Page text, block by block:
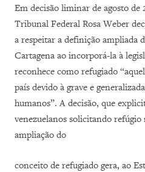
Em decisão liminar de agosto
Tribunal Federal Rosa Weber
a respeitar a definição ampliada
Cartagena ao incorporá-la à
reconhece como refugiado
país devido à grave e
humanos”. A decisão, que
venezuelanos solicitando
ampliação do
conceito de refugiado gera, ao